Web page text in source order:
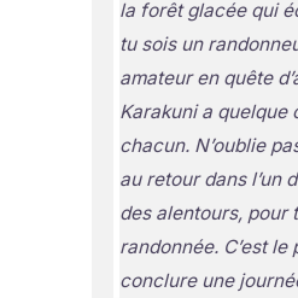
la forêt glacée qui
tu sois un
amateur en quête
Karakuni a quelque
chacun. N’oublie
au retour dans l’un
des alentours, pour
randonnée. C’est
conclure une